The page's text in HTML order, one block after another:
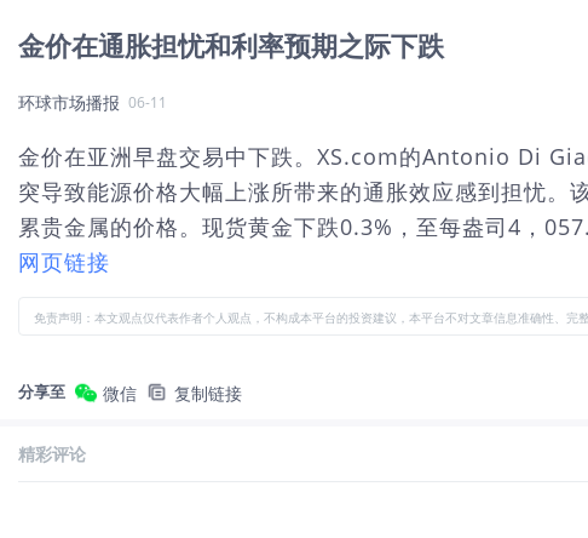
金价在通胀担忧和利率预期之际下跌
环球市场播报 06-11
金价在亚洲早盘交易中下跌。XS.com的Antonio Di
突导致能源价格大幅上涨所带来的通胀效应感到担忧
累贵金属的价格。现货黄金下跌0.3%，至每盎司4，
网页链接
免责声明：本文观点仅代表作者个人观点，不构成本平台的投资建议，本平台不对文章信息准确性、完
分享至 微信 复制链接
精彩评论